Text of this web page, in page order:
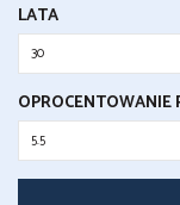
LATA
OPROCENTOWANIE